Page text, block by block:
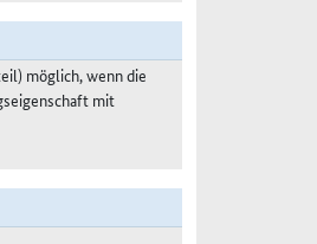
möglich, wenn die
mit